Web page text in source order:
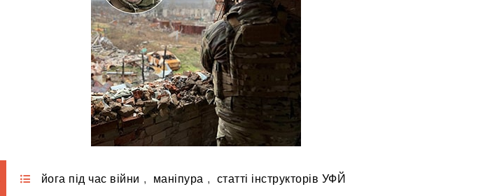
йога під час війни , маніпура , статті інструкторів УФЙ